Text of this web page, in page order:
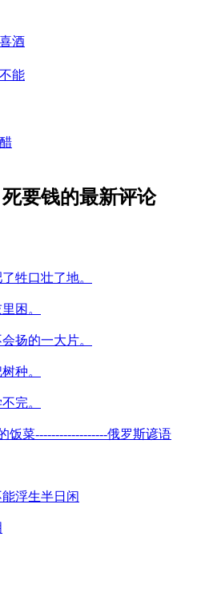
酒
能
要钱的最新评论
牲口壮了地。
困。
扬的一大片。
种。
完。
饭菜------------------俄罗斯谚语
浮生半日闲